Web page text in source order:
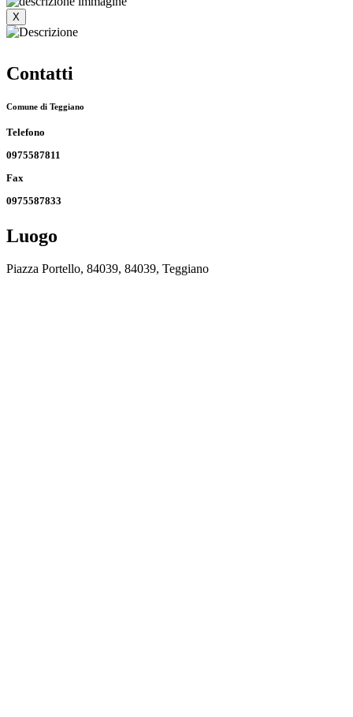
X
Contatti
Comune di Teggiano
Telefono
0975587811
Fax
0975587833
Luogo
Piazza Portello, 84039, 84039, Teggiano